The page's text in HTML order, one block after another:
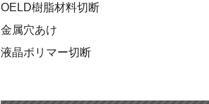
OELD樹脂材料切断
金属穴あけ
液晶ボリマー切断